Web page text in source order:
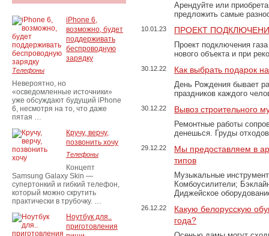
Арендуйте или
предложить самые
10.01.23 ПРОЕКТ
Проект подключения
нового объекта и при
30.12.22 Как выбрать подарок
День Рождения бывает
праздников каждого
30.12.22 Вывоз строительного
Ремонтные работы
денешься. Груды
29.12.22
Мы предоставляем в
типов
Музыкальные
Комбоусилители;
Диджейское
26.12.22
Какую белорусскую
года?
iPhone 6,
возможно, будет
поддерживать
беспроводную
зарядку
Телефоны
Невероятно, но
«осведомленные источники»
уже обсуждают будущий iPhone
6, несмотря на то, что даже
пятая …
Кручу, верчу,
позвонить хочу
Телефоны
Концепт
Samsung Galaxy Skin —
супертонкий и гибкий телефон,
который можно скрутить
практически в трубочку. …
Ноутбук для..
приготовления